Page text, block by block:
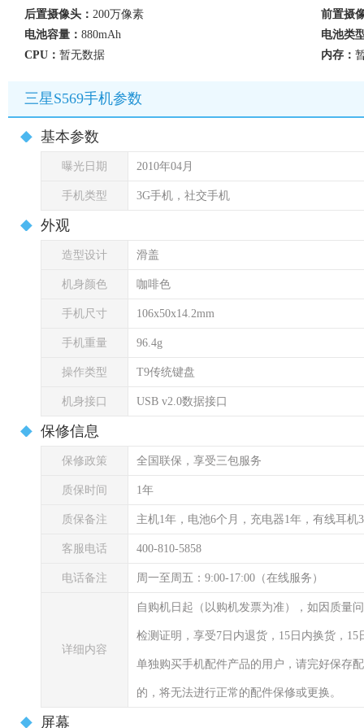
后置摄像头： 200万像素
前置摄
电池容量： 880mAh
电池类
CPU： 暂无数据 内存：
三星S569手机参数
基本参数
曝光日期 2010年04月
手机类型 3G手机，社交手机
外观
造型设计 滑盖
机身颜色 咖啡色
手机尺寸 106x50x14.2mm
手机重量 96.4g
操作类型 T9传统键盘
机身接口 USB v2.0数据接口
保修信息
保修政策 全国联保，享受三包服务
质保时间 1年
质保备注 主机1年，电池6个月，充电器1年，有线耳机
客服电话 400-810-5858
电话备注 周一至周五：9:00-17:00（在线服务）
详细内容
自购机日起（以购机发票为准），如因质量
检测证明，享受7日内退货，15日内换货，
单独购买手机配件产品的用户，请完好保存
的，将无法进行正常的配件保修或更换。
屏幕